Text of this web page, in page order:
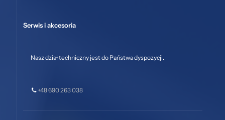
Serwis i akcesoria
Nasz dział techniczny jest do Państwa dyspozycji.
+48 690 263 038